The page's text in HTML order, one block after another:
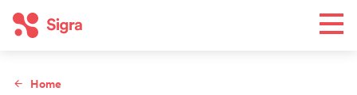
Overslaan
Home